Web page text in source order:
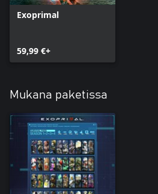
Exoprimal
59,99 €+
Mukana paketissa